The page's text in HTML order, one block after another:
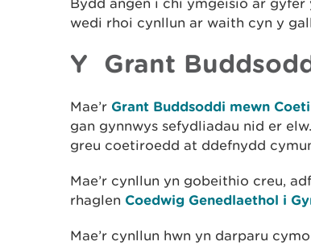
Bydd angen i chi ymgeisio ar gyfer
wedi rhoi cynllun ar waith cyn y
Y Grant
Mae’r Grant Buddsoddi mewn
gan gynnwys sefydliadau nid er
greu coetiroedd at ddefnydd
Mae’r cynllun yn gobeithio creu,
rhaglen Coedwig Genedlaethol i
Mae’r cynllun hwn yn darparu